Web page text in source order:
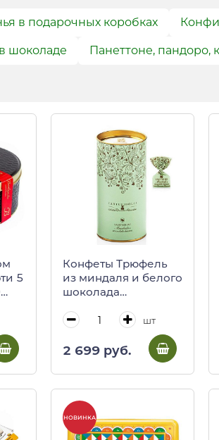
в подарочных коробках
шоколаде Панеттоне, пандоро,
5
Конфеты Трюфель
из миндаля и белого
шоколада
ANTICA TORRONERIA
PIEMONTESE, 160 г
(туба)
шт
2 699 руб.
НОВИНКА